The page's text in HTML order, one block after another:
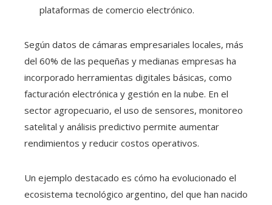
plataformas de comercio electrónico.
Según datos de cámaras empresariales locales, más
del 60% de las pequeñas y medianas empresas ha
incorporado herramientas digitales básicas, como
facturación electrónica y gestión en la nube. En el
sector agropecuario, el uso de sensores, monitoreo
satelital y análisis predictivo permite aumentar
rendimientos y reducir costos operativos.
Un ejemplo destacado es cómo ha evolucionado el
ecosistema tecnológico argentino, del que han nacido